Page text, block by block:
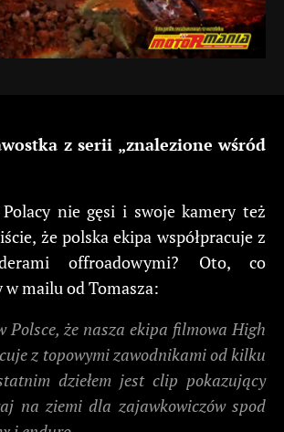
z serii „znalezione wśród
nie gęsi i swoje kamery też
że polska ekipa współpracuje z
offroadowymi? Oto, co
mailu od Tomasza:
Polsce, że nasza ekipa filmowa High
z topowymi zawodnikami od kilku
dziełem jest clip pokazujący
na ziemi dla zajawkowiczów spod